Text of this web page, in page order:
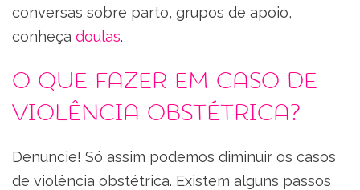
conversas sobre parto, grupos de apoio,
conheça doulas.
O que fazer em caso de
violência obstétrica?
Denuncie! Só assim podemos diminuir os casos
de violência obstétrica. Existem alguns passos